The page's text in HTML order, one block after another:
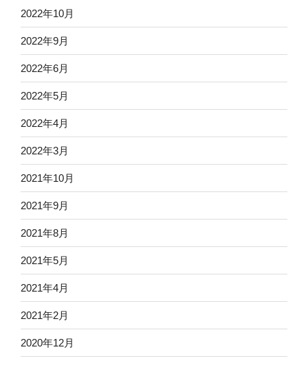
2022年10月
2022年9月
2022年6月
2022年5月
2022年4月
2022年3月
2021年10月
2021年9月
2021年8月
2021年5月
2021年4月
2021年2月
2020年12月